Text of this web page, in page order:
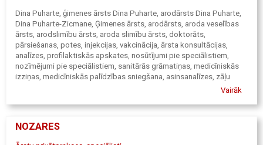
Dina Puharte, ģimenes ārsts Dina Puharte, arodārsts Dina Puharte,
Dina Puharte-Zicmane, Ģimenes ārsts, arodārsts, aroda veselības
ārsts, arodslimību ārsts, aroda slimību ārsts, doktorāts,
pārsiešanas, potes, injekcijas, vakcinācija, ārsta konsultācijas,
analīzes, profilaktiskās apskates, nosūtījumi pie speciālistiem,
nozīmējumi pie speciālistiem, sanitārās grāmatiņas, medicīniskās
izziņas, medicīniskās palīdzības sniegšana, asinsanalīzes, zāļu
Vairāk
NOZARES